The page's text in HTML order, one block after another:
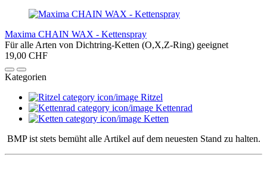
Maxima CHAIN WAX - Kettenspray
Für alle Arten von Dichtring-Ketten (O,X,Z-Ring) geeignet
19,00 CHF
Kategorien
Ritzel
Kettenrad
Ketten
BMP ist stets bemüht alle Artikel auf dem neuesten Stand zu halten.